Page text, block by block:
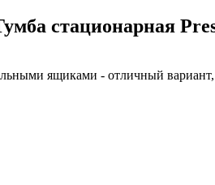
стационарная
ящиками - отличный